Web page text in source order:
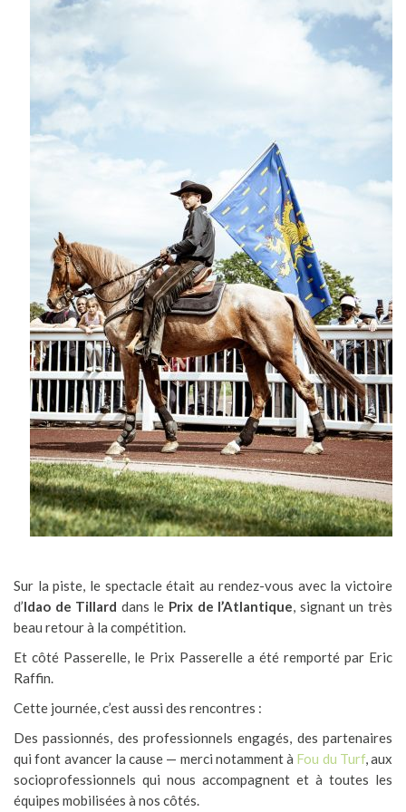
Sur la piste, le spectacle était au rendez-vous avec la victoire
d’Idao de Tillard dans le Prix de l’Atlantique, signant un très
beau retour à la compétition.
Et côté Passerelle, le Prix Passerelle a été remporté par Eric
Raffin.
Cette journée, c’est aussi des rencontres :
Des passionnés, des professionnels engagés, des partenaires
qui font avancer la cause — merci notamment à Fou du Turf, aux
socioprofessionnels qui nous accompagnent et à toutes les
équipes mobilisées à nos côtés.